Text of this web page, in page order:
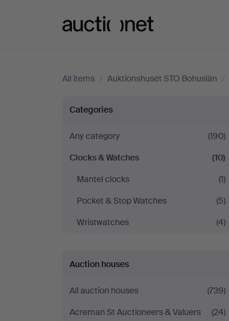
All items / Auktionshuset STO Bohuslän /
Clocks
&
Watches
at
Auktionshuset
STO
Bohuslän
Categories
Any category
(190)
Clocks & Watches
(10)
Mantel clocks
(1)
Pocket & Stop Watches
(5)
Wristwatches
(4)
Auction houses
All auction houses
(739)
Acreman St Auctioneers & Valuers
(24)